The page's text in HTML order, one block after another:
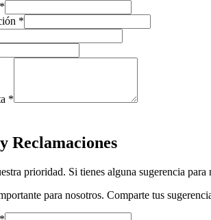
*
*
*
Reclamaciones
prioridad. Si tienes alguna sugerencia
para nosotros. Comparte tus